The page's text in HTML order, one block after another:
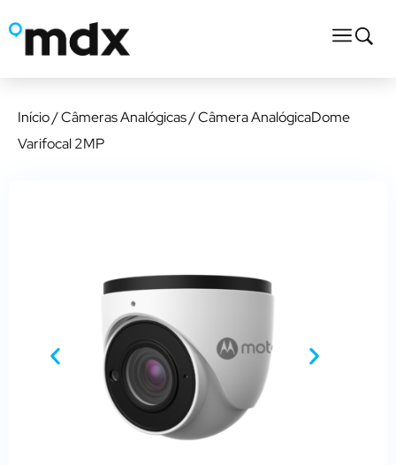
Início/Câmeras Analógicas/ Câmera AnalógicaDome
Varifocal 2MP